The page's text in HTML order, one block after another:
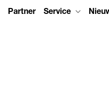
Partner Service